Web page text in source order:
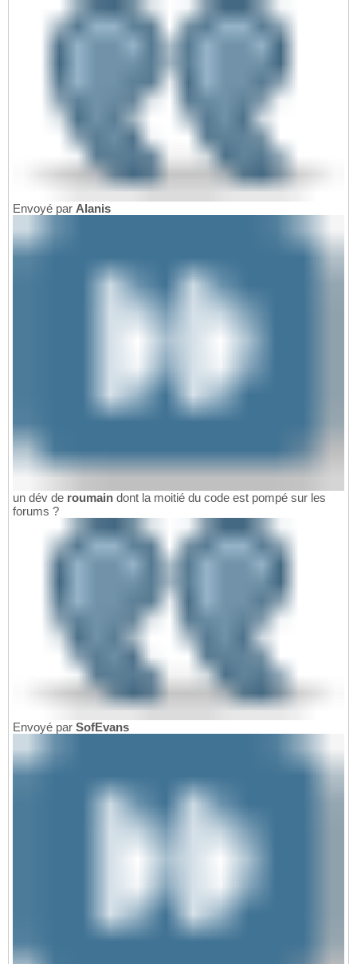
Envoyé par Alanis
un dév de roumain dont la moitié du code est pompé sur les
forums ?
Envoyé par SofEvans